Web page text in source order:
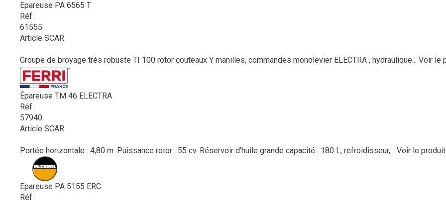
Epareuse PA 6565 T
Réf :
61555
Article SCAR
Groupe de broyage très robuste TI 100 rotor couteaux Y manilles, commandes monolevier ELECTRA , hydraulique... Voir le
Épareuse TM 46 ELECTRA
Réf :
57940
Article SCAR
Portée horizontale : 4,80 m. Puissance rotor : 55 cv. Réservoir d'huile grande capacité : 180 L, refroidisseur,... Voir le produit
Epareuse PA 5155 ERC
Réf :